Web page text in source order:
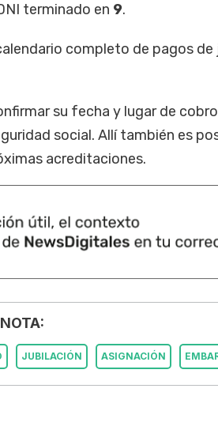
terminado en 9.
completo de pagos de
su fecha y lugar de
social. Allí también es
acreditaciones.
JUBILACIÓN ASIGNACIÓN